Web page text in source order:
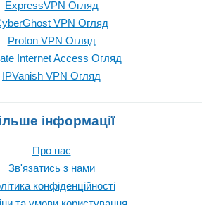
ExpressVPN Огляд
VPN Огляд
Proton VPN Огляд
Internet Access Огляд
IPVanish VPN Огляд
інформації
Про нас
Зв'язатись з нами
конфіденційності